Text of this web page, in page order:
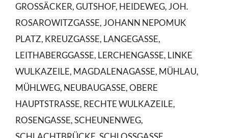
GROSSÄCKER, GUTSHOF, HEIDEWEG, JOH.
ROSAROWITZGASSE, JOHANN NEPOMUK
PLATZ, KREUZGASSE, LANGEGASSE,
LEITHABERGGASSE, LERCHENGASSE, LINKE
WULKAZEILE, MAGDALENAGASSE, MÜHLAU,
MÜHLWEG, NEUBAUGASSE, OBERE
HAUPTSTRASSE, RECHTE WULKAZEILE,
ROSENGASSE, SCHEUNENWEG,